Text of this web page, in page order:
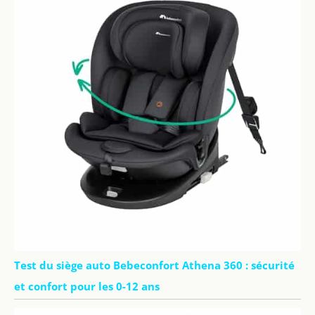
Test du siège auto Bebeconfort Athena 360 : sécurité
et confort pour les 0-12 ans